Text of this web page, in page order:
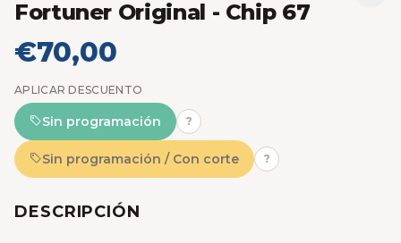
Fortuner Original - Chip 67
€70,00
APLICAR DESCUENTO
Sin programación ?
Sin programación / Con corte ?
DESCRIPCIÓN